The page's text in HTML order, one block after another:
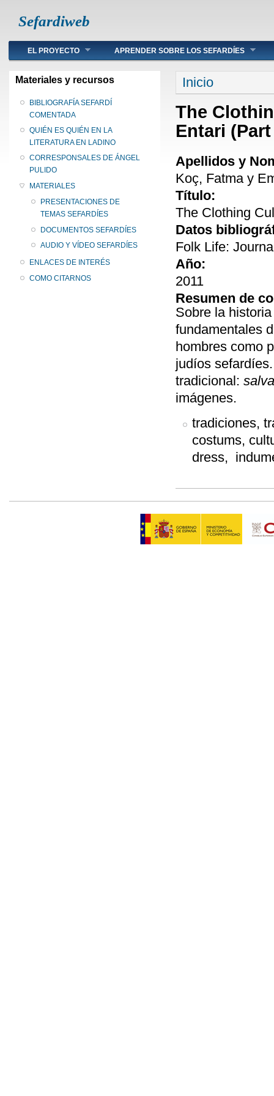
Sefardiweb
Main menu
EL PROYECTO APRENDER SOBRE LOS SEFARDÍES
Materiales y recursos
BIBLIOGRAFÍA SEFARDÍ
COMENTADA
QUIÉN ES QUIÉN EN LA
LITERATURA EN LADINO
CORRESPONSALES DE ÁNGEL
PULIDO
MATERIALES
PRESENTACIONES DE
TEMAS SEFARDÍES
DOCUMENTOS SEFARDÍES
AUDIO Y VÍDEO SEFARDÍES
ENLACES DE INTERÉS
COMO CITARNOS
Se encuentra
Inicio
The
Entari
Apellidos y
Koç, Fatma y
Título:
The Clothing
Datos
Folk Life:
Año:
2011
Resumen de
Sobre la
fundamentales
hombres como
judíos
tradicional:
imágenes.
tradiciones,
costums,
dress,